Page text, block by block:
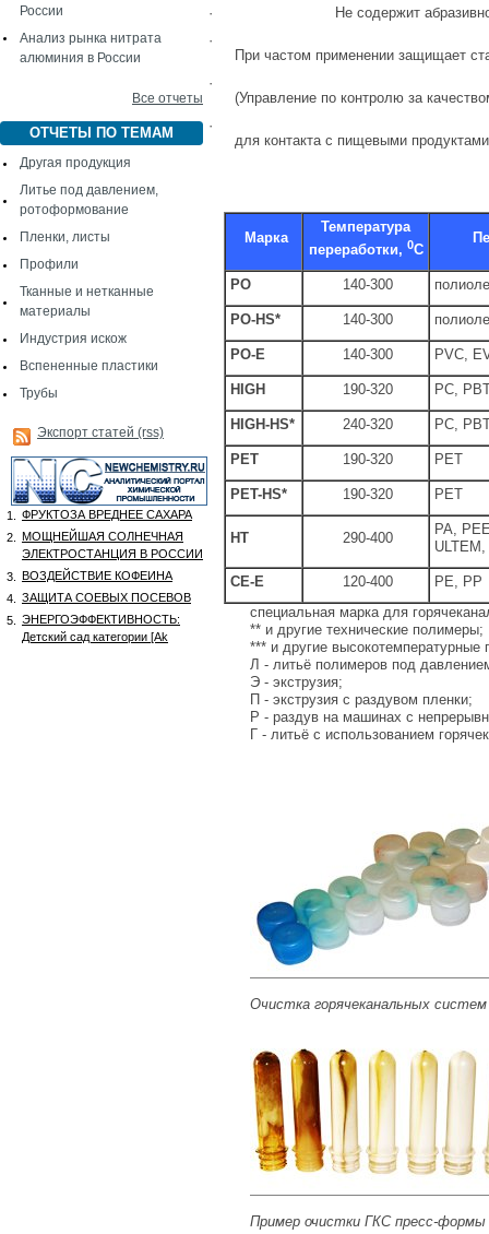
России
Анализ рынка нитрата
алюминия в России
Все отчеты
ОТЧЕТЫ ПО ТЕМАМ
Другая продукция
Литье под давлением,
ротоформование
Пленки, листы
Профили
Тканные и нетканные
материалы
Индустрия искож
Вспененные пластики
Трубы
Экспорт статей (rss)
1.
ФРУКТОЗА ВРЕДНЕЕ САХАРА
2.
МОЩНЕЙШАЯ СОЛНЕЧНАЯ
ЭЛЕКТРОСТАНЦИЯ В РОССИИ
3.
ВОЗДЕЙСТВИЕ КОФЕИНА
4.
ЗАЩИТА СОЕВЫХ ПОСЕВОВ
5.
ЭНЕРГОЭФФЕКТИВНОСТЬ:
Детский сад категории [Аk
·
Не содержит
·
При частом применении защищает
·
(Управление по контролю за
·
для контакта с пищевыми продуктами
Марка
Температура
переработки, 0С
PO 140-300
PO-HS* 140-300
PO-E 140-300 PVC,
HIGH 190-320 PC,
HIGH-HS* 240-320 PC,
PET 190-320 PET
PET-HS* 190-320 PET
HT 290-400
PA,
CE-E 120-400
PE, PP
специальная марка для
** и другие технические полимеры;
*** и другие высокотемпературные
Л - литьё полимеров под
Э - экструзия;
П - экструзия с раздувом пленки;
Р - раздув на машинах с
Г - литьё с использованием
Очистка горячеканальных
Пример очистки ГКС пресс-